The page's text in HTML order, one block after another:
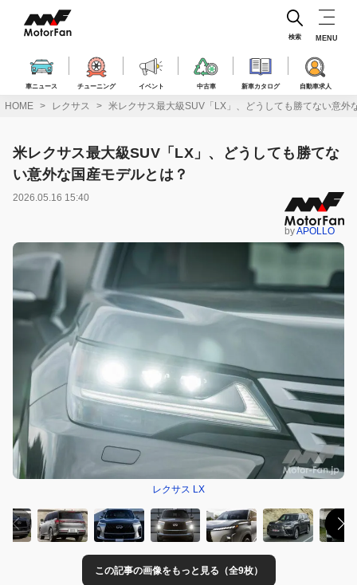
ス
車ニュース チューニング イベント 中古車 新車カタログ 自動車求人
検索 MENU
HOME レクサス 米レクサス最大級SUV「LX」、どうしても勝てない意外
米レクサス最大級SUV「LX」、どうしても勝てな
い意外な国産モデルとは？
2026.05.16 15:40
byAPOLLO
レクサス LX
この記事の画像をもっと見る（全9枚）